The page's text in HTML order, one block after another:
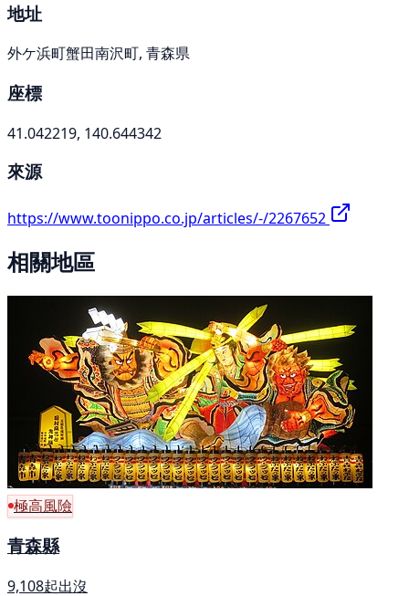
地址
外ケ浜町蟹田南沢町, 青森県
座標
41.042219, 140.644342
來源
https://www.toonippo.co.jp/articles/-/2267652
相關地區
極高風險
青森縣
9,108起出沒